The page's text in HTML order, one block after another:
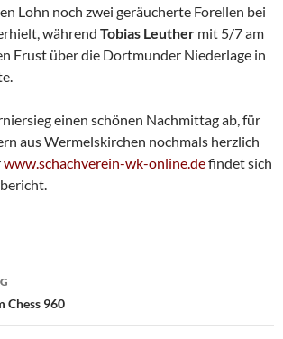
Lohn noch zwei geräucherte Forellen bei
während Tobias Leuther mit 5/7 am
Frust über die Dortmunder Niederlage in
einen schönen Nachmittag ab, für
aus Wermelskirchen nochmals herzlich
www.schachverein-wk-online.defindet sich
Chess 960